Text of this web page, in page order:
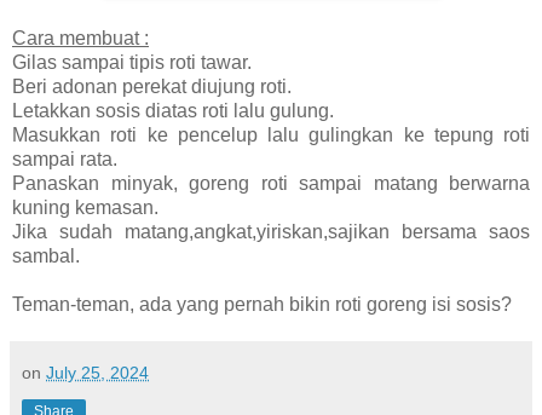
Cara membuat :
Gilas sampai tipis roti tawar.
Beri adonan perekat diujung roti.
Letakkan sosis diatas roti lalu gulung.
Masukkan roti ke pencelup lalu gulingkan ke tepung roti
sampai rata.
Panaskan minyak, goreng roti sampai matang berwarna
kuning kemasan.
Jika sudah matang,angkat,yiriskan,sajikan bersama saos
sambal.
Teman-teman, ada yang pernah bikin roti goreng isi sosis?
on July 25, 2024
Share